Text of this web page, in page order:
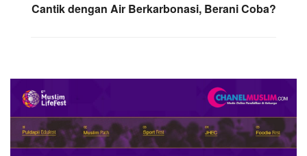
Cantik dengan Air Berkarbonasi, Berani Coba?